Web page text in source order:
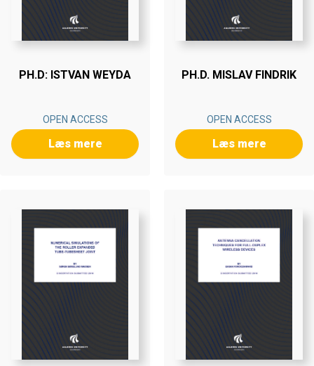
PH.D: ISTVAN WEYDA
OPEN ACCESS
Læs mere
PH.D. MISLAV FINDRIK
OPEN ACCESS
Læs mere